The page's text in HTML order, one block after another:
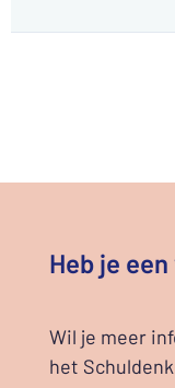
Heb je
Wil je meer
het